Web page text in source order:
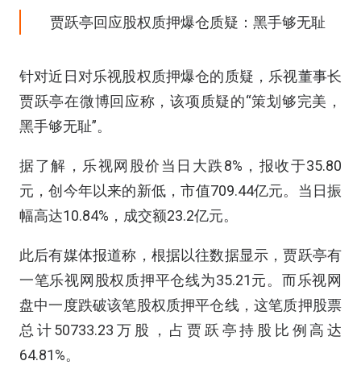
贾跃亭回应股权质押爆仓质疑：黑手够无耻
针对近日对乐视股权质押爆仓的质疑，乐视董事长
贾跃亭在微博回应称，该项质疑的“策划够完美，
黑手够无耻”。
据了解，乐视网股价当日大跌8%，报收于35.80
元，创今年以来的新低，市值709.44亿元。当日振
幅高达10.84%，成交额23.2亿元。
此后有媒体报道称，根据以往数据显示，贾跃亭有
一笔乐视网股权质押平仓线为35.21元。而乐视网
盘中一度跌破该笔股权质押平仓线，这笔质押股票
总计50733.23万股，占贾跃亭持股比例高达
64.81%。